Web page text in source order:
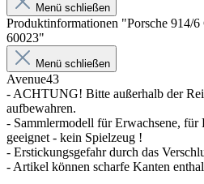
Menü schließen
Produktinformationen "Porsche 914/
60023"
Menü schließen
Avenue43
- ACHTUNG! Bitte außerhalb der
aufbewahren.
- Sammlermodell für Erwachsene, für
geeignet - kein Spielzeug !
- Erstickungsgefahr durch das
- Artikel können scharfe Kanten